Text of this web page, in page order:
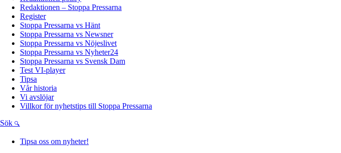
Redaktionen – Stoppa Pressarna
Register
Stoppa Pressarna vs Hänt
Stoppa Pressarna vs Newsner
Stoppa Pressarna vs Nöjeslivet
Stoppa Pressarna vs Nyheter24
Stoppa Pressarna vs Svensk Dam
Test VI-player
Tipsa
Vår historia
Vi avslöjar
Villkor för nyhetstips till Stoppa Pressarna
Sök
Tipsa oss om nyheter!